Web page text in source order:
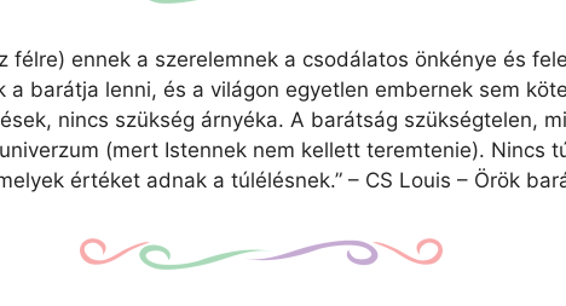
félre) ennek a szerelemnek a csodálatos önkénye és
a barátja lenni, és a világon egyetlen embernek sem
nincs szükség árnyéka. A barátság szükségtelen,
(mert Istennek nem kellett teremtenie). Nincs
értéket adnak a túlélésnek.” – CS Louis – Örök